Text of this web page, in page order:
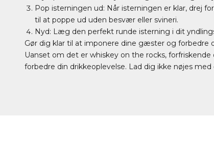
Pop isterningen ud: Når isterningen er klar, drej
til at poppe ud uden besvær eller svineri.
Nyd: Læg den perfekt runde isterning i dit
Gør dig klar til at imponere dine gæster og forbedre
Uanset om det er whiskey on the rocks,
forbedre din drikkeoplevelse. Lad dig ikke nøjes